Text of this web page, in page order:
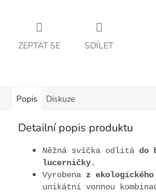
ZEPTAT SE SDÍLET
Popis Diskuze
Detailní popis produktu
Něžná svíčka odlitá do
lucerničky.
Vyrobena z
unikátní vonnou